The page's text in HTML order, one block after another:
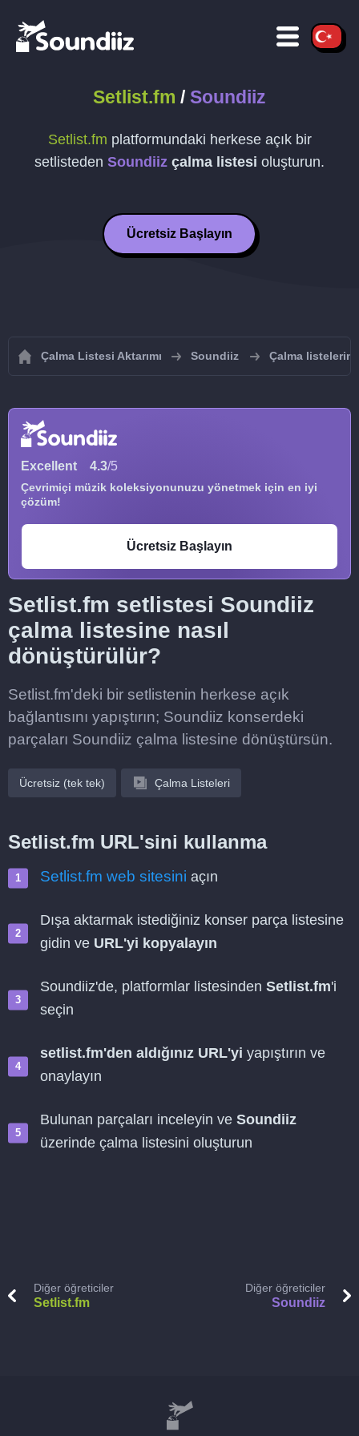
Setlist.fm / Soundiiz
Setlist.fm platformundaki herkese açık bir
setlisteden Soundiiz çalma listesi oluşturun.
Ücretsiz Başlayın
Çalma Listesi Aktarımı Soundiiz Çalma
Excellent 4.3/5
Çevrimiçi müzik koleksiyonunuzu yönetmek için en iyi
çözüm!
Ücretsiz Başlayın
Setlist.fm setlistesi Soundiiz
çalma listesine nasıl
dönüştürülür?
Setlist.fm'deki bir setlistenin herkese açık
bağlantısını yapıştırın; Soundiiz konserdeki
parçaları Soundiiz çalma listesine dönüştürsün.
Ücretsiz (tek tek) Çalma Listeleri
Setlist.fm URL'sini kullanma
Setlist.fm web sitesini açın
Dışa aktarmak istediğiniz konser parça listesine
gidin ve URL'yi kopyalayın
Soundiiz'de, platformlar listesinden Setlist.fm'i
seçin
setlist.fm'den aldığınız URL'yi yapıştırın ve
onaylayın
Bulunan parçaları inceleyin ve Soundiiz
üzerinde çalma listesini oluşturun
Diğer öğreticiler
Setlist.fm
Diğer öğreticiler
Soundiiz